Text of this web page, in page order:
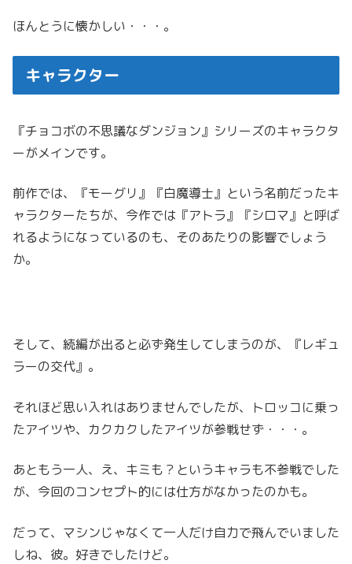
ほんとうに懐かしい・・・。
キャラクター
『チョコボの不思議なダンジョン』シリーズのキャラクタ
ーがメインです。
前作では、『モーグリ』『白魔導士』という名前だったキ
ャラクターたちが、今作では『アトラ』『シロマ』と呼ば
れるようになっているのも、そのあたりの影響でしょう
か。
そして、続編が出ると必ず発生してしまうのが、『レギュ
ラーの交代』。
それほど思い入れはありませんでしたが、トロッコに乗っ
たアイツや、カクカクしたアイツが参戦せず・・・。
あともう一人、え、キミも？というキャラも不参戦でした
が、今回のコンセプト的には仕方がなかったのかも。
だって、マシンじゃなくて一人だけ自力で飛んでいました
しね、彼。好きでしたけど。